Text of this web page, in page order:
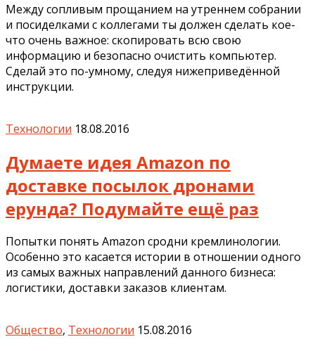
Между сопливым прощанием на утреннем собрании
и посиделками с коллегами ты должен сделать кое-
что очень важное: скопировать всю свою
информацию и безопасно очистить компьютер.
Сделай это по-умному, следуя нижеприведённой
инструкции.
Технологии 18.08.2016
Думаете идея Amazon по
доставке посылок дронами
ерунда? Подумайте ещё раз
Попытки понять Amazon сродни кремлинологии.
Особенно это касается истории в отношении одного
из самых важных направлений данного бизнеса:
логистики, доставки заказов клиентам.
Общество, Технологии 15.08.2016